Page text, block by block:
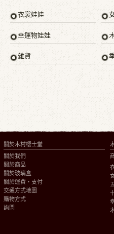
衣裳娃娃
幸運物娃娃
雜貨
關於木村櫻士堂
關於我們
關於商品
關於玻璃盒
關於運費・支付
交通方式地圖
購物方式
詢問